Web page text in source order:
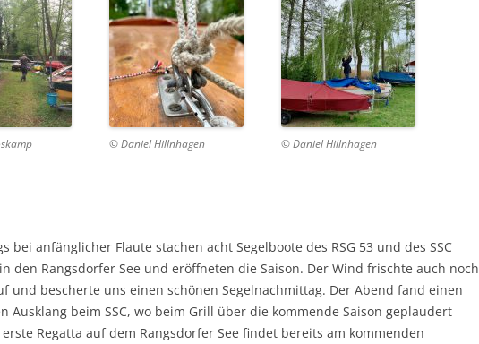
© Daniel Hillnhagen © Daniel Hillnhagen
bei anfänglicher Flaute stachen acht Segelboote des RSG 53 und des SSC
den Rangsdorfer See und eröffneten die Saison. Der Wind frischte auch noch
und bescherte uns einen schönen Segelnachmittag. Der Abend fand einen
Ausklang beim SSC, wo beim Grill über die kommende Saison geplaudert
Regatta auf dem Rangsdorfer See findet bereits am kommenden